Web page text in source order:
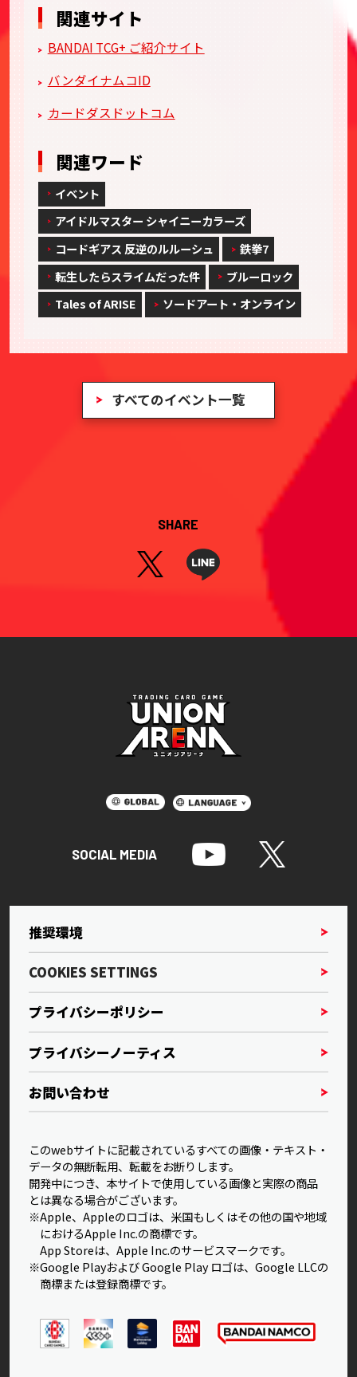
関連サイト
BANDAI TCG+ ご紹介サイト
バンダイナムコID
カードダスドットコム
関連ワード
イベント
アイドルマスター シャイニーカラーズ
コードギアス 反逆のルルーシュ
鉄拳7
転生したらスライムだった件
ブルーロック
Tales of ARISE
ソードアート・オンライン
すべてのイベント一覧
SHARE
SOCIAL MEDIA
推奨環境
COOKIES SETTINGS
プライバシーポリシー
プライバシーノーティス
お問い合わせ
このwebサイトに記載されているすべての画像・テキスト・
データの無断転用、転載をお断りします。
開発中につき、本サイトで使用している画像と実際の商品
とは異なる場合がございます。
※Apple、Appleのロゴは、米国もしくはその他の国や地域
におけるApple Inc.の商標です。
App Storeは、Apple Inc.のサービスマークです。
※Google Playおよび Google Play ロゴは、Google LLCの
商標または登録商標です。